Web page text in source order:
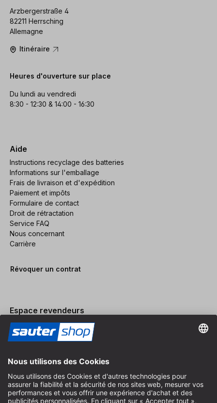
Arzbergerstraße 4
82211 Herrsching
Allemagne
Itinéraire
Heures d'ouverture sur place
Du lundi au vendredi
8:30 - 12:30 & 14:00 - 16:30
Aide
Instructions recyclage des batteries
Informations sur l'emballage
Frais de livraison et d'expédition
Paiement et impôts
Formulaire de contact
Droit de rétractation
Service FAQ
Nous concernant
Carrière
Révoquer un contrat
Espace revendeurs
Devenir revendeur
Mentions légales